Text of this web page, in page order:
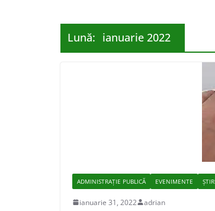
Lună: ianuarie 2022
ADMINISTRAŢIE PUBLICĂ EVENIMENTE ȘTIRI
ianuarie 31, 2022 adrian